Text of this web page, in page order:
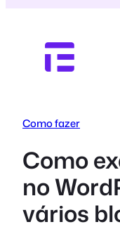
Como fazer
Como
no
vários